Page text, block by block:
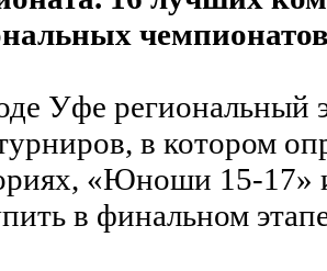
Уфе региональный
в котором
«Юноши 15-
в финальном